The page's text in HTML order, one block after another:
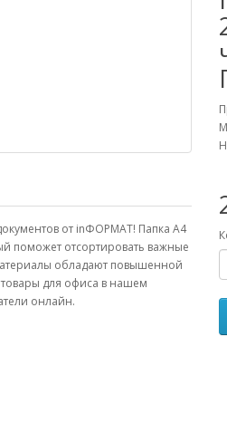
от inФОРМАТ! Папка А4
поможет отсортировать важные
обладают повышенной
для офиса в нашем
онлайн.